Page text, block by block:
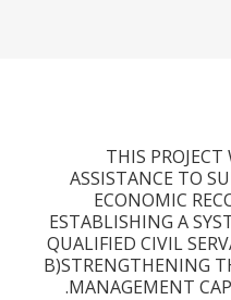
THIS
QUALIFIED